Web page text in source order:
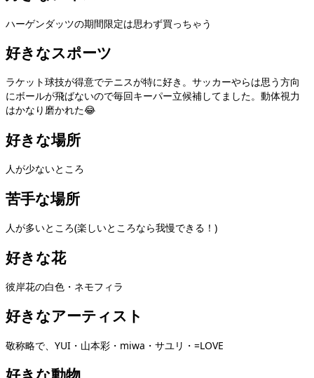
ハーゲンダッツの期間限定は思わず買っちゃう
好きなスポーツ
ラケット球技が得意でテニスが特に好き。サッカーやらは思う方向
にボールが飛ばないので毎回キーパー立候補してました。動体視力
はかなり磨かれた😂
好きな場所
人が少ないところ
苦手な場所
人が多いところ(楽しいところなら我慢できる！)
好きな花
彼岸花の白色・ネモフィラ
好きなアーティスト
敬称略で、YUI・山本彩・miwa・サユリ・=LOVE